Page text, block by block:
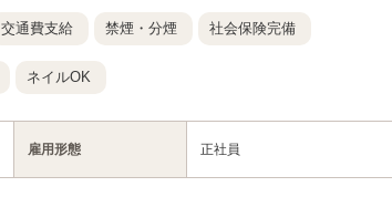
交通費支給 禁煙・分煙 社会保険完備
ネイルOK
雇用形態 正社員